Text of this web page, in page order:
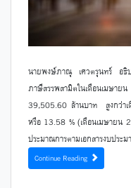
นายพงษ์ภาณุ เศวตรุนทร์ อธิบ
ภาษีสรรพสามิตในเดือนเมษา
39,505.60 ล้านบาท สูงกว่า
หรือ 13.58 % (เดือนเมษายน
ประมาณการตามเอกสารงบปร
Continue Reading